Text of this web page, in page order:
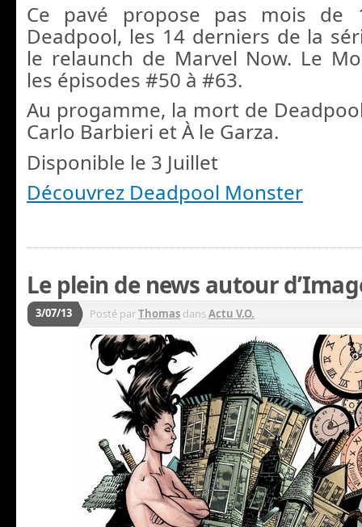
Ce pavé propose pas mois de
Deadpool, les 14 derniers de la
le relaunch de Marvel Now. Le
les épisodes #50 à #63.
Au progamme, la mort de
Carlo Barbieri et À le Garza.
Disponible le 3 Juillet
Découvrez Deadpool Monster
Le plein de news autour
3/07/13 Posté parThomas dansActu V.O.